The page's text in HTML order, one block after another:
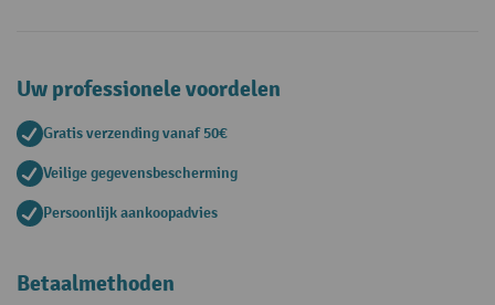
Uw professionele voordelen
Gratis verzending vanaf 50€
Veilige gegevensbescherming
Persoonlijk aankoopadvies
Betaalmethoden